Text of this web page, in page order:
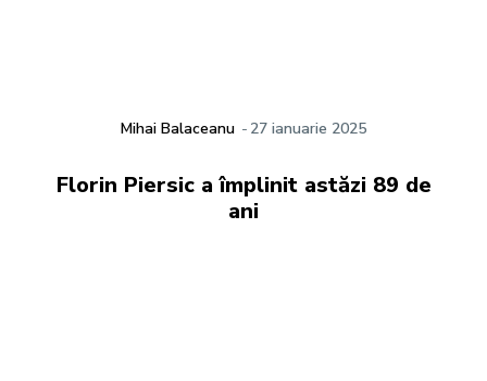
Mihai Balaceanu - 27 ianuarie 2025
Florin Piersic a împlinit astăzi 89 de
ani